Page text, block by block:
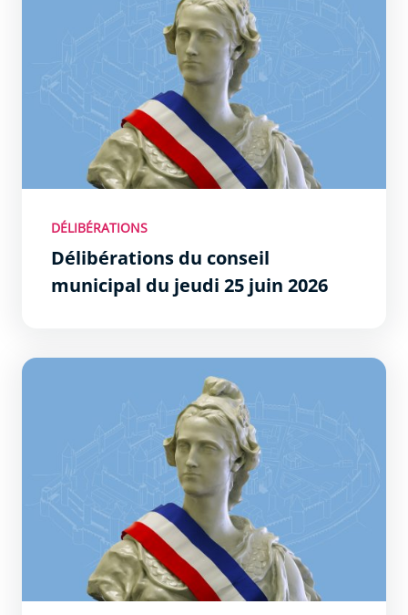
DÉLIBÉRATIONS
Délibérations du conseil
municipal du jeudi 25 juin 2026
Délibérations du conseil municipal du jeudi 28 mai 2026